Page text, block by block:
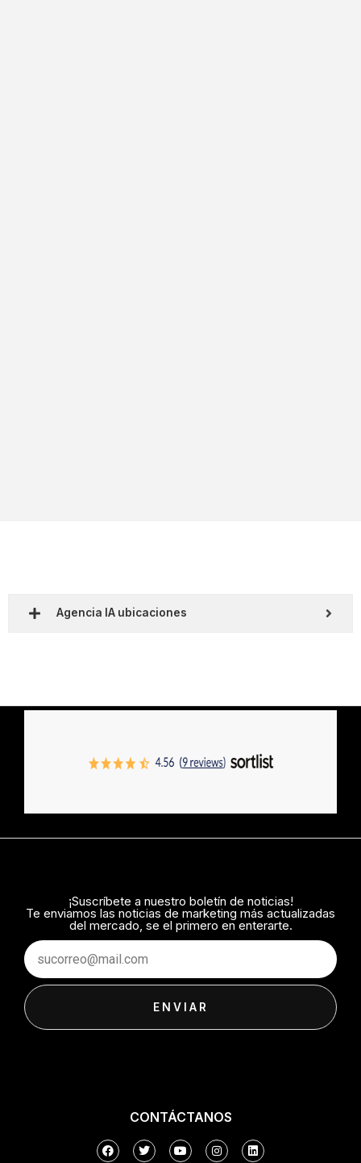
Agencia IA ubicaciones
CONTÁCTANOS
a
c
w
i
o
u
n
s
i
n
¡Suscríbete a nuestro boletín de noticias!
Te enviamos las noticias de marketing más actualizadas
del mercado, se el primero en enterarte.
Email
ENVIAR